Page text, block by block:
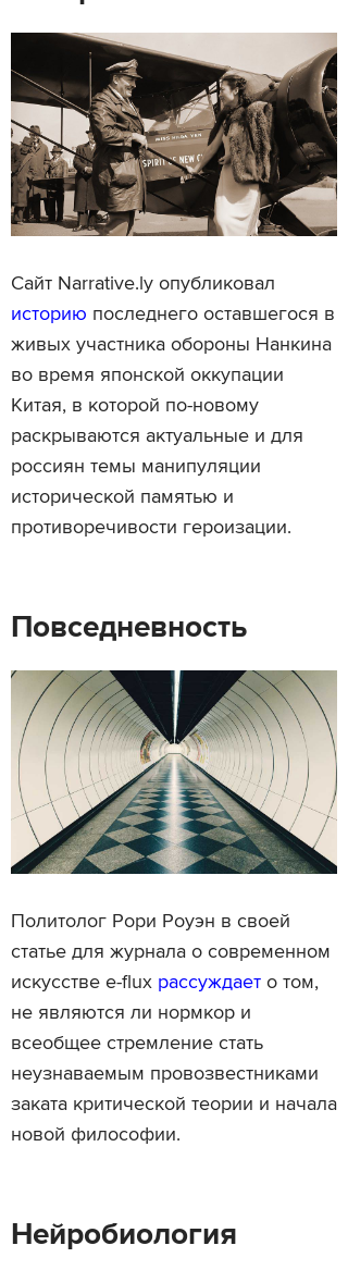
Сайт Narrative.ly опубликовал
историю последнего оставшегося в
живых участника обороны Нанкина
во время японской оккупации
Китая, в которой по-новому
раскрываются актуальные и для
россиян темы манипуляции
исторической памятью и
противоречивости героизации.
Повседневность
Политолог Рори Роуэн в своей
статье для журнала о современном
искусстве e-flux рассуждает о том,
не являются ли нормкор и
всеобщее стремление стать
неузнаваемым провозвестниками
заката критической теории и начала
новой философии.
Нейробиология